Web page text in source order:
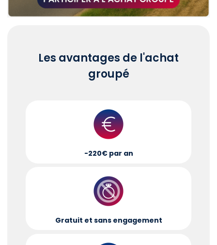
Les avantages de l'achat
groupé
-220€ par an
Gratuit et sans engagement